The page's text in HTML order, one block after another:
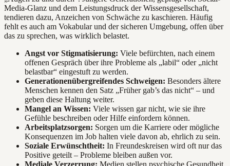
Media-Glanz und dem Leistungsdruck der Wissensgesellschaft,
tendieren dazu, Anzeichen von Schwäche zu kaschieren. Häufig
fehlt es auch am Vokabular und der sicheren Umgebung, offen über
das zu sprechen, was wirklich belastet.
Angst vor Stigmatisierung: Viele befürchten, nach einem
offenen Gespräch über ihre Probleme als „labil“ oder „nicht
belastbar“ eingestuft zu werden.
Generationenübergreifendes Schweigen: Besonders ältere
Menschen kennen den Satz „Früher gab’s das nicht“ – und
geben diese Haltung weiter.
Mangel an Wissen: Viele wissen gar nicht, wie sie ihre
Gefühle beschreiben oder Hilfe einfordern können.
Arbeitsplatzsorgen: Sorgen um die Karriere oder mögliche
Konsequenzen im Job halten viele davon ab, ehrlich zu sein.
Soziale Erwünschtheit: In Freundeskreisen wird oft nur das
Positive geteilt – Probleme bleiben außen vor.
Mediale Verzerrung: Medien stellen psychische Gesundheit